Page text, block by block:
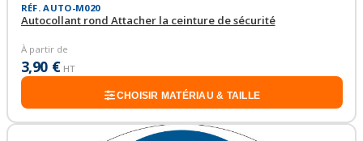
RÉF. AUTO-M020
Autocollant rond Attacher la ceinture de sécurité
À partir de
3,90 € HT
CHOISIR MATÉRIAU & TAILLE